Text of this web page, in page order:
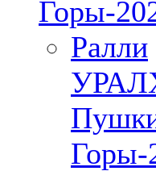
Горы-
Ралли
Горы-